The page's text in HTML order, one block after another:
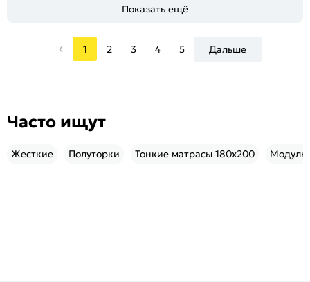
Показать ещё
1 2 3 4 5 Дальше
Часто ищут
Жесткие Полуторки Тонкие матрасы 180x200